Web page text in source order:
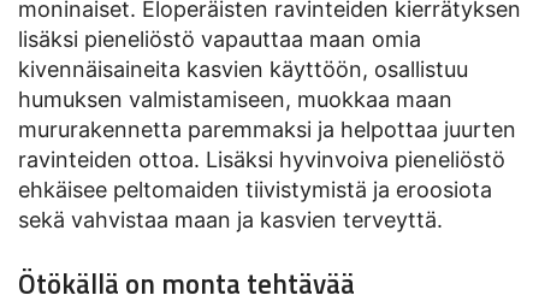
moninaiset. Eloperäisten ravinteiden kierrätyksen
lisäksi pieneliöstö vapauttaa maan omia
kivennäisaineita kasvien käyttöön, osallistuu
humuksen valmistamiseen, muokkaa maan
mururakennetta paremmaksi ja helpottaa juurten
ravinteiden ottoa. Lisäksi hyvinvoiva pieneliöstö
ehkäisee peltomaiden tiivistymistä ja eroosiota
sekä vahvistaa maan ja kasvien terveyttä.
Ötökällä on monta tehtävää